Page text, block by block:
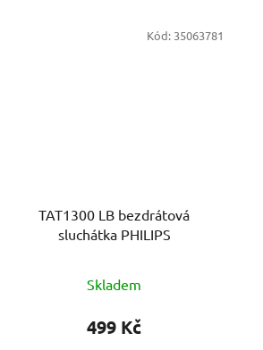
TAT1300 LB bezdrátová
sluchátka PHILIPS
Skladem
499 Kč
Kód: 35063781